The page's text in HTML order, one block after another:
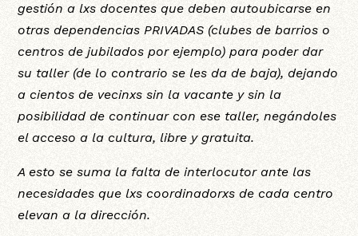
gestión a lxs docentes que deben autoubicarse en
otras dependencias PRIVADAS (clubes de barrios o
centros de jubilados por ejemplo) para poder dar
su taller (de lo contrario se les da de baja), dejando
a cientos de vecinxs sin la vacante y sin la
posibilidad de continuar con ese taller, negándoles
el acceso a la cultura, libre y gratuita.
A esto se suma la falta de interlocutor ante las
necesidades que lxs coordinadorxs de cada centro
elevan a la dirección.